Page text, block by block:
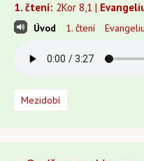
1. čtení: 2Kor 8,1 |
Úvod 1. čtení
Mezidobí